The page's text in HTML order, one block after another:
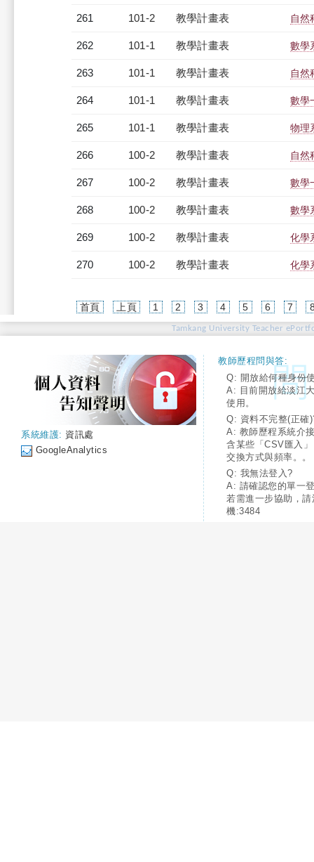
261 101-2 教學計畫表 自然
262 101-1 教學計畫表 數學
263 101-1 教學計畫表 自然
264 101-1 教學計畫表 數學
265 101-1 教學計畫表 物理
266 100-2 教學計畫表 自然
267 100-2 教學計畫表 數學
268 100-2 教學計畫表 數學
269 100-2 教學計畫表 化學
270 100-2 教學計畫表 化學
首頁 上頁 1 2 3 4 5 6 7
Tamkang University Teacher
系統維護: 資訊處
GoogleAnalytics
教師歷程問與答:
Q: 開放給何種身份
A: 目前開放給淡江
使用。
Q: 資料不完整(正確
A: 教師歷程系統介
含某些「CSV匯入
交換方式與頻率。。
Q: 我無法登入?
A: 請確認您的單一
若需進一步協助，
機:3484